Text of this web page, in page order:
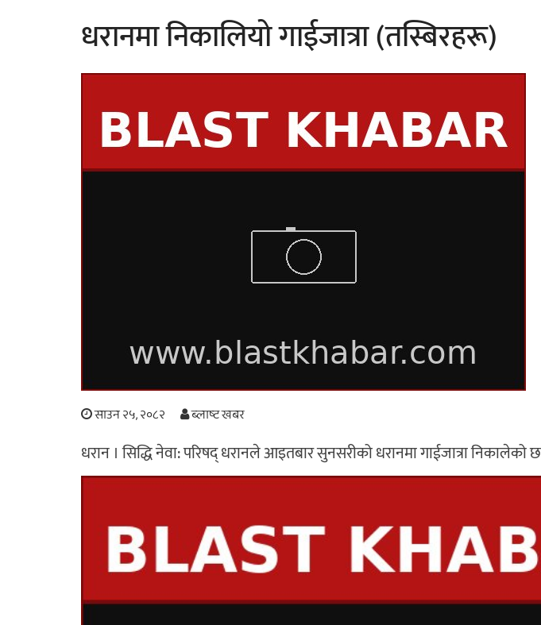
धरानमा निकालियो गाईजात्रा (तस्बिरहरू)
साउन २५, २०८२ ब्लाष्ट खबर
धरान । सिद्धि नेवा: परिषद् धरानले आइतबार सुनसरीको धरानमा गाईजात्रा निकालेको